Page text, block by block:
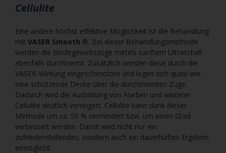
Cellulite
Eine andere höchst effektive Möglichkeit ist die Behandlung
mit VASER Smooth ®. Bei dieser Behandlungsmethode
werden die Bindegewebszüge mittels sanftem Ultraschall
ebenfalls durchtrennt. Zusätzlich werden diese durch die
VASER-Wirkung eingeschmolzen und legen sich quasi wie
eine schützende Decke über die durchtrennten Züge.
Dadurch wird die Ausbildung von Narben und weiterer
Cellulite deutlich verringert. Cellulite kann dank dieser
Methode um ca. 50 % vermindert bzw. um einen Grad
verbessert werden. Damit wird nicht nur ein
zufriedenstellendes, sondern auch ein dauerhaftes Ergebnis
ermöglicht.